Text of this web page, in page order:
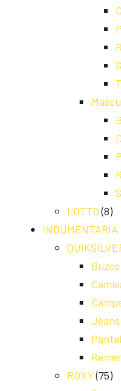
LOTTO (8)
Buzos
Jeans
ROXY (75)